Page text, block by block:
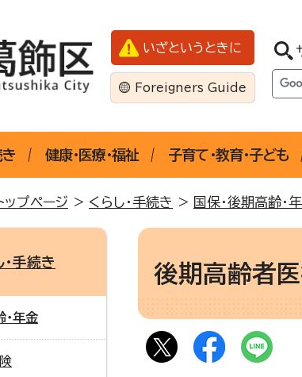
いざというときに
Foreigners Guide
き 健康・医療・福祉 子育て・教育・子ども
ップページ > くらし・手続き > 国保・後期高齢・
後期高齢者
・手続き
・年金